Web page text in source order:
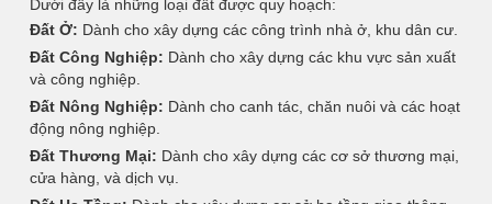
Dưới đây là những loại đất được quy hoạch:
Đất Ở: Dành cho xây dựng các công trình nhà ở, khu dân cư.
Đất Công Nghiệp: Dành cho xây dựng các khu vực sản xuất
và công nghiệp.
Đất Nông Nghiệp: Dành cho canh tác, chăn nuôi và các hoạt
động nông nghiệp.
Đất Thương Mại: Dành cho xây dựng các cơ sở thương mại,
cửa hàng, và dịch vụ.